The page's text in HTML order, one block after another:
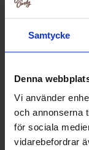
Samtycke
Denna
Vi använder
och annonserna
för sociala
vidarebefordrar